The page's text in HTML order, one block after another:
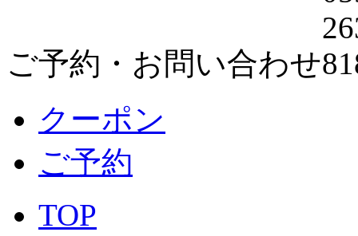
ご予約・お問い合わせ
クーポン
ご予約
TOP